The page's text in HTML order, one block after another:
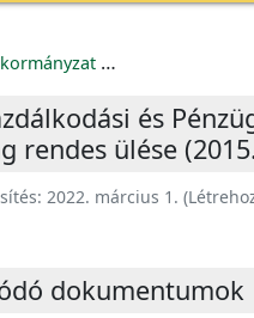
és
rendes ülése
2022. március 1.
dokumentumok